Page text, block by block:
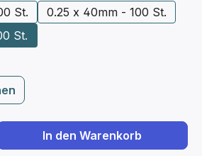
St.
0.25 x 40mm - 100 St.
St.
Gib den gewünschten
In den Warenkorb